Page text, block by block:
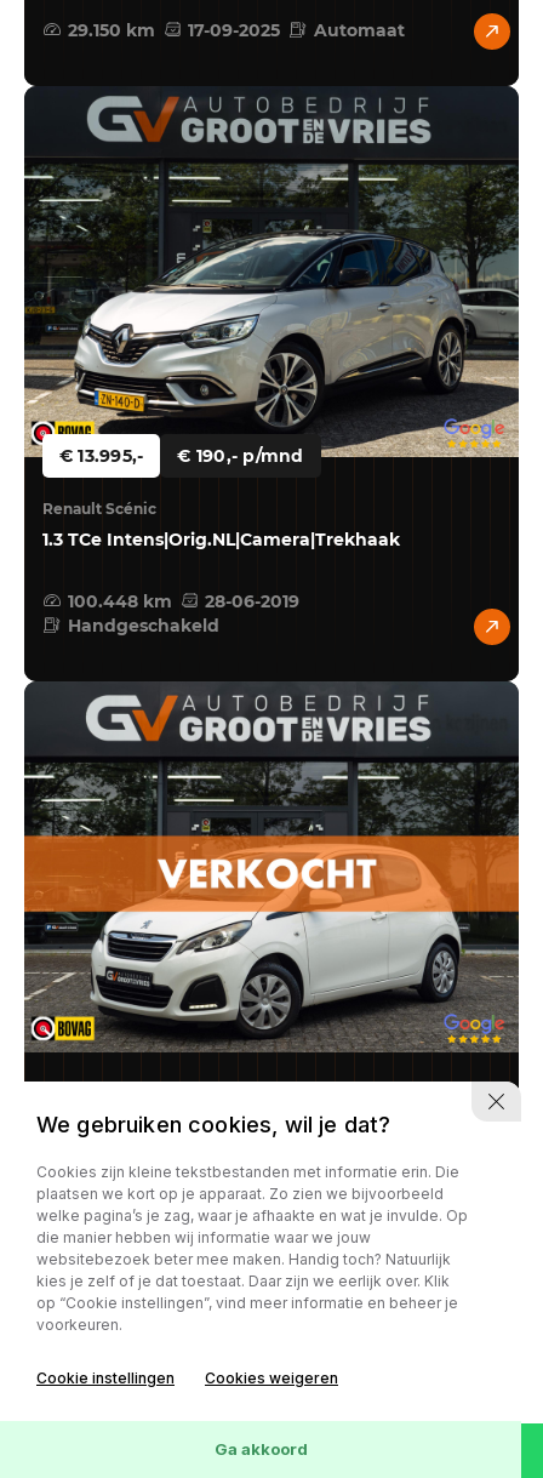
29.150 km 17-09-2025 Automaat
€ 13.995,- € 190,- p/mnd
Renault Scénic
1.3 TCe Intens|Orig.NL|Camera|Trekhaak
100.448 km
28-06-2019
Handgeschakeld
1.0 VTi Active
110.647 km 17-12-2014 Handgeschakeld
We gebruiken cookies, wil je dat?
Cookies zijn kleine tekstbestanden met informatie erin. Die
plaatsen we kort op je apparaat. Zo zien we bijvoorbeeld
welke pagina’s je zag, waar je afhaakte en wat je invulde. Op
die manier hebben wij informatie waar we jouw
websitebezoek beter mee maken. Handig toch? Natuurlijk
kies je zelf of je dat toestaat. Daar zijn we eerlijk over. Klik
op “Cookie instellingen”, vind meer informatie en beheer je
voorkeuren.
Cookie instellingen Cookies weigeren
Ga akkoord